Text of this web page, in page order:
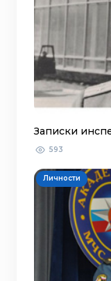
Записки
593
Личности